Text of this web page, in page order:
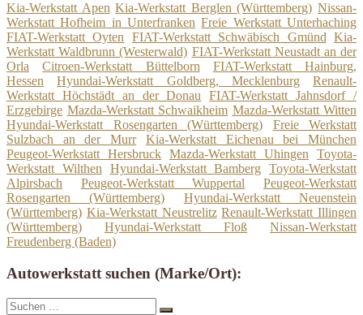
Kia-Werkstatt Apen Kia-Werkstatt Berglen (Württemberg) Nissan-
Werkstatt Hofheim in Unterfranken Freie Werkstatt Unterhaching
FIAT-Werkstatt Oyten
FIAT-Werkstatt Schwäbisch Gmünd Kia-
Werkstatt Waldbrunn (Westerwald) FIAT-Werkstatt Neustadt an der
Orla
Citroen-Werkstatt Büttelborn
FIAT-Werkstatt Hainburg,
Hessen
Hyundai-Werkstatt Goldberg, Mecklenburg
Renault-
Werkstatt Höchstädt an der Donau
FIAT-Werkstatt Jahnsdorf /
Erzgebirge Mazda-Werkstatt Schwaikheim Mazda-Werkstatt Witten
Hyundai-Werkstatt Rosengarten (Württemberg)
Freie Werkstatt
Sulzbach an der Murr
Kia-Werkstatt Eichenau bei München
Peugeot-Werkstatt Hersbruck Mazda-Werkstatt Uhingen
Toyota-
Werkstatt Wilthen
Hyundai-Werkstatt Bamberg Toyota-Werkstatt
Alpirsbach
Peugeot-Werkstatt Wuppertal
Peugeot-Werkstatt
Rosengarten (Württemberg)
Hyundai-Werkstatt Neuenstein
(Württemberg) Kia-Werkstatt Neustrelitz Renault-Werkstatt Illingen
(Württemberg)
Hyundai-Werkstatt Floß
Nissan-Werkstatt
Freudenberg (Baden)
Autowerkstatt suchen (Marke/Ort):
Suche